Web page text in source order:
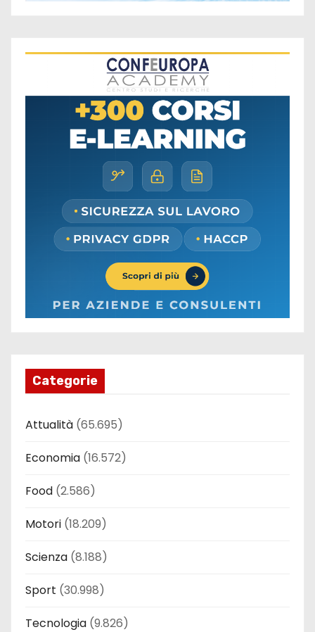
Categorie
Attualità (65.695)
Economia (16.572)
Food (2.586)
Motori (18.209)
Scienza (8.188)
Sport (30.998)
Tecnologia (9.826)